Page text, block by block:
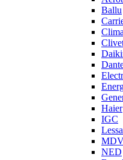
Ballu
Haier
IGC
NED